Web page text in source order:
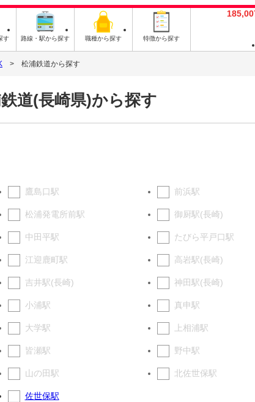
す 路線・駅から探す 職種から探す 特徴から探す
松浦鉄道から探す
道(長崎県)から探す
鷹島口駅 前浜駅
松浦発電所前駅 御厨駅(長崎)
中田平駅 たびら平戸口駅
江迎鹿町駅 高岩駅(長崎)
吉井駅(長崎) 神田駅(長崎)
小浦駅 真申駅
大学駅 上相浦駅
皆瀬駅 野中駅
山の田駅 北佐世保駅
佐世保駅